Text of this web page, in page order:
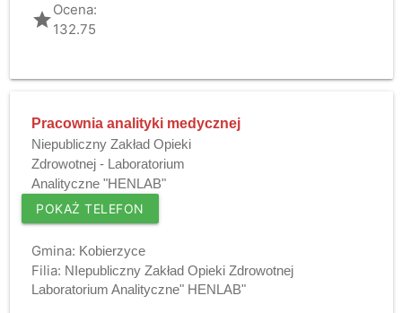
gradeOcena:
132.75
Pracownia analityki medycznej
Niepubliczny Zakład Opieki
Zdrowotnej - Laboratorium
Analityczne "HENLAB"
POKAŻ TELEFON
Gmina: Kobierzyce
Filia: NIepubliczny Zakład Opieki Zdrowotnej
Laboratorium Analityczne" HENLAB"